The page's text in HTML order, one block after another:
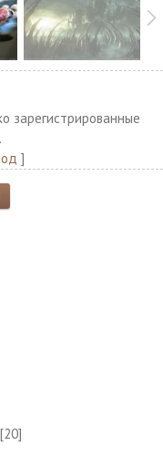
зарегистрированные
]
[20]